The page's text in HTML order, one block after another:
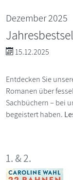
Dezember 2025
15.12.2025
Entdecken Sie
Romanen über
Sachbüchern – bei
begeistert haben.
1. & 2.